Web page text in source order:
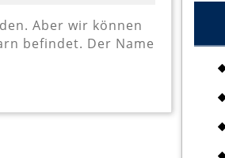
guten
Blechverarbeiter?
befindet. Der Name